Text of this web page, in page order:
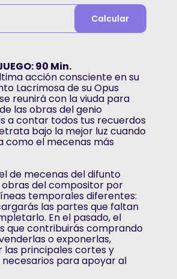
Calcular
90 Min.
acción consciente en su
Lacrimosa de su Opus
reunirá con la viuda para
las obras del genio
a contar todos tus recuerdos
bajo la mejor luz cuando
como el mecenas más
de mecenas del difunto
obras del compositor por
temporales diferentes:
las partes que faltan
En el pasado, el
que contribuirás comprando
o exponerlas,
las principales cortes y
para apoyar al